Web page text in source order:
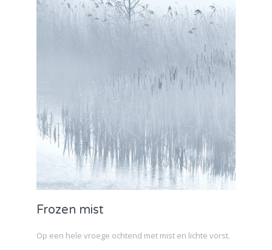
Frozen mist
Op een hele vroege ochtend met mist en lichte vorst.